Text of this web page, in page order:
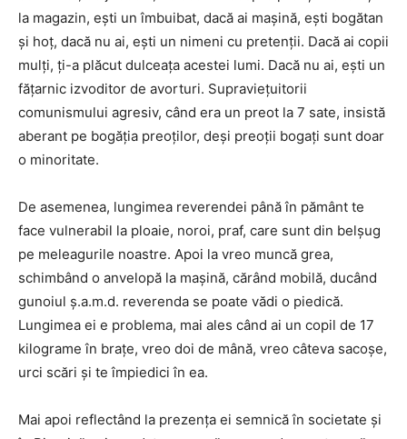
la magazin, eşti un îmbuibat, dacă ai maşină, eşti bogătan
şi hoţ, dacă nu ai, eşti un nimeni cu pretenţii. Dacă ai copii
mulţi, ţi-a plăcut dulceaţa acestei lumi. Dacă nu ai, eşti un
făţarnic izvoditor de avorturi. Supravieţuitorii
comunismului agresiv, când era un preot la 7 sate, insistă
aberant pe bogăţia preoţilor, deşi preoţii bogaţi sunt doar
o minoritate.
De asemenea, lungimea reverendei până în pământ te
face vulnerabil la ploaie, noroi, praf, care sunt din belşug
pe meleagurile noastre. Apoi la vreo muncă grea,
schimbând o anvelopă la maşină, cărând mobilă, ducând
gunoiul ş.a.m.d. reverenda se poate vădi o piedică.
Lungimea ei e problema, mai ales când ai un copil de 17
kilograme în braţe, vreo doi de mână, vreo câteva sacoşe,
urci scări şi te împiedici în ea.
Mai apoi reflectând la prezenţa ei semnică în societate şi